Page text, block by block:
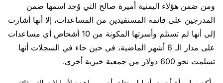
ومن ضمن هؤلاء اليمنية أميرة صالح التي وُجد اسمها ضمن
المدرجين على قائمة المستفيدين من المساعدات، إلا أنها أشارت
إلى أنها لم تستلم وأسرتها المكونة من 10 أشخاص أي مساعدات
على مدار الـ 6 أشهر الماضية، في حين جاء في السجلات أنها
تسلمت نحو 600 دولار من جمعية خيرية أخرى.